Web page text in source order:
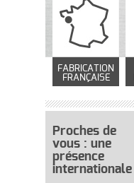
FABRICATION
FRANÇAISE
Proches de
vous : une
présence
internationale